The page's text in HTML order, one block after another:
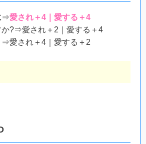
⇒愛され＋4｜愛する＋4
か?⇒愛され＋2｜愛する＋4
⇒愛され＋4｜愛する＋2